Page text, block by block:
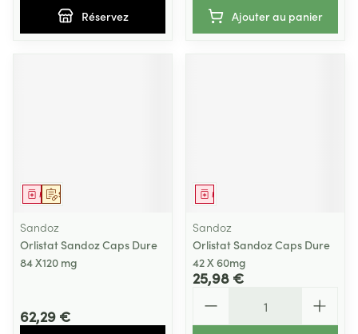
Réservez Ajouter au panier
Sur prescription
Médicament
Sandoz
Orlistat Sandoz Caps Dure
84 X120 mg
62,29 €
Médicament
Sandoz
Orlistat Sandoz Caps Dure
42 X 60mg
25,98 €